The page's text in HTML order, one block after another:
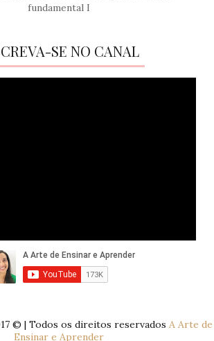
fundamental I
SE NO CANAL
© | Todos os direitos reservados A Arte de
Ensinar e Aprender